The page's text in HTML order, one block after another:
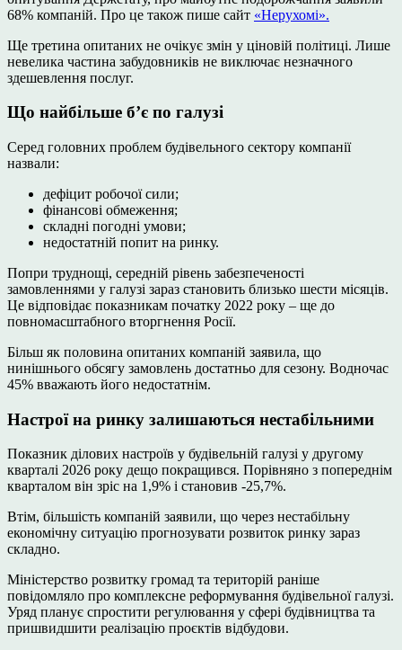
68% компаній. Про це також пише сайт «Нерухомі».
Ще третина опитаних не очікує змін у ціновій політиці. Лише
невелика частина забудовників не виключає незначного
здешевлення послуг.
Що найбільше б’є по галузі
Серед головних проблем будівельного сектору компанії
назвали:
дефіцит робочої сили;
фінансові обмеження;
складні погодні умови;
недостатній попит на ринку.
Попри труднощі, середній рівень забезпеченості
замовленнями у галузі зараз становить близько шести місяців.
Це відповідає показникам початку 2022 року – ще до
повномасштабного вторгнення Росії.
Більш як половина опитаних компаній заявила, що
нинішнього обсягу замовлень достатньо для сезону. Водночас
45% вважають його недостатнім.
Настрої на ринку залишаються нестабільними
Показник ділових настроїв у будівельній галузі у другому
кварталі 2026 року дещо покращився. Порівняно з попереднім
кварталом він зріс на 1,9% і становив -25,7%.
Втім, більшість компаній заявили, що через нестабільну
економічну ситуацію прогнозувати розвиток ринку зараз
складно.
Міністерство розвитку громад та територій раніше
повідомляло про комплексне реформування будівельної галузі.
Уряд планує спростити регулювання у сфері будівництва та
пришвидшити реалізацію проєктів відбудови.